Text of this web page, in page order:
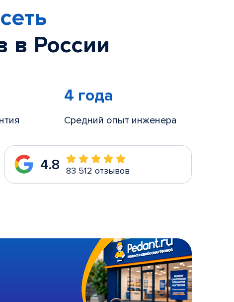
в России
4 года
Средний опыт инженера
4.8 83 512 отзывов